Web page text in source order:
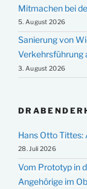
Mitmachen bei
5. August 2026
Sanierung von
Verkehrsführung
3. August 2026
Hans Otto Tittes:
28. Juli 2026
Vom Prototyp in
Angehörige im